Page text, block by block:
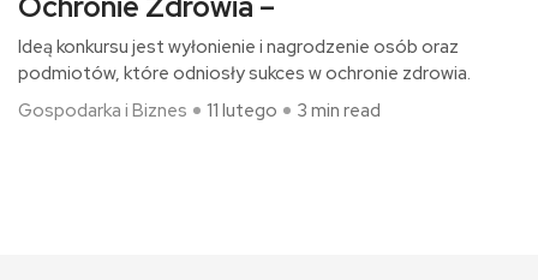
Ideą konkursu jest wyłonienie i nagrodzenie osób oraz
podmiotów, które odniosły sukces w ochronie zdrowia.
Gospodarka i Biznes
11 lutego 3 min read